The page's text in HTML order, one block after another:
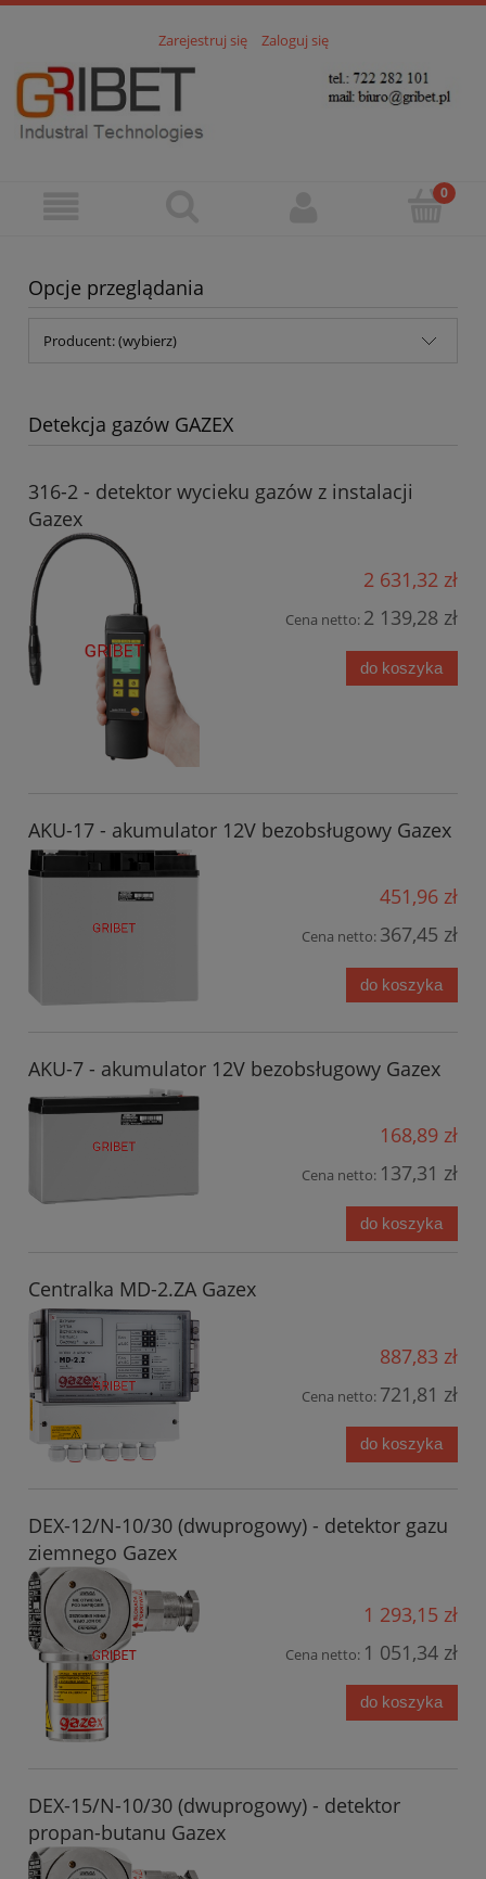
Zarejestruj się Zaloguj się
Opcje przeglądania
Producent: (wybierz)
Detekcja gazów GAZEX
316-2 - detektor wycieku gazów z instalacji
Gazex
2 631,32 zł
Cena netto: 2 139,28 zł
do koszyka
AKU-17 - akumulator 12V bezobsługowy Gazex
451,96 zł
Cena netto: 367,45 zł
do koszyka
AKU-7 - akumulator 12V bezobsługowy Gazex
168,89 zł
Cena netto: 137,31 zł
do koszyka
Centralka MD-2.ZA Gazex
887,83 zł
Cena netto: 721,81 zł
do koszyka
DEX-12/N-10/30 (dwuprogowy) - detektor gazu
ziemnego Gazex
1 293,15 zł
Cena netto: 1 051,34 zł
do koszyka
DEX-15/N-10/30 (dwuprogowy) - detektor
propan-butanu Gazex